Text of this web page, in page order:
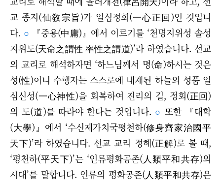
교 종지(仙敎宗旨)가 일심정회(一心正回)인 것입니
다. ○
『중용(中庸)』에서 이르기를 ‘천명지위성 솔성
지위도(天命之謂性 率性之謂道)’라 하였습니다. 선교
의 교리로 해석하자면 ‘하느님께서 명(命)하시는 것은
성(性)이니 수행자는 스스로에 내재된 하늘의 성품 일
심신성(一心神性)을 회복하여 진리의 길, 정회(正回)
의 도(道)를 따라야 한다는 것입니다. ○ 또한 『대학
(大學)』에서 ‘수신제가치국평천하(修身齊家治國平
天下)’라 하였습니다. 선교 교리 정해(正解)로 볼 때,
‘평천하(平天下)’는 ‘인류평화공존(人類平和共存)의
시대’를 말합니다. 인류의 평화공존(人類平和共存)은